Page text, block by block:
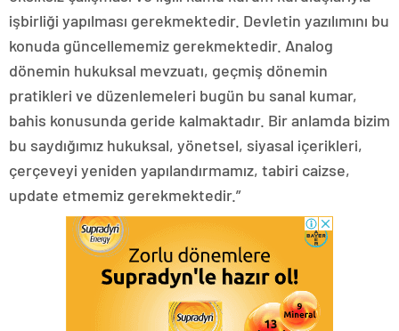
işbirliği yapılması gerekmektedir. Devletin yazılımını bu
konuda güncellememiz gerekmektedir. Analog
dönemin hukuksal mevzuatı, geçmiş dönemin
pratikleri ve düzenlemeleri bugün bu sanal kumar,
bahis konusunda geride kalmaktadır. Bir anlamda bizim
bu saydığımız hukuksal, yönetsel, siyasal içerikleri,
çerçeveyi yeniden yapılandırmamız, tabiri caizse,
update etmemiz gerekmektedir.”